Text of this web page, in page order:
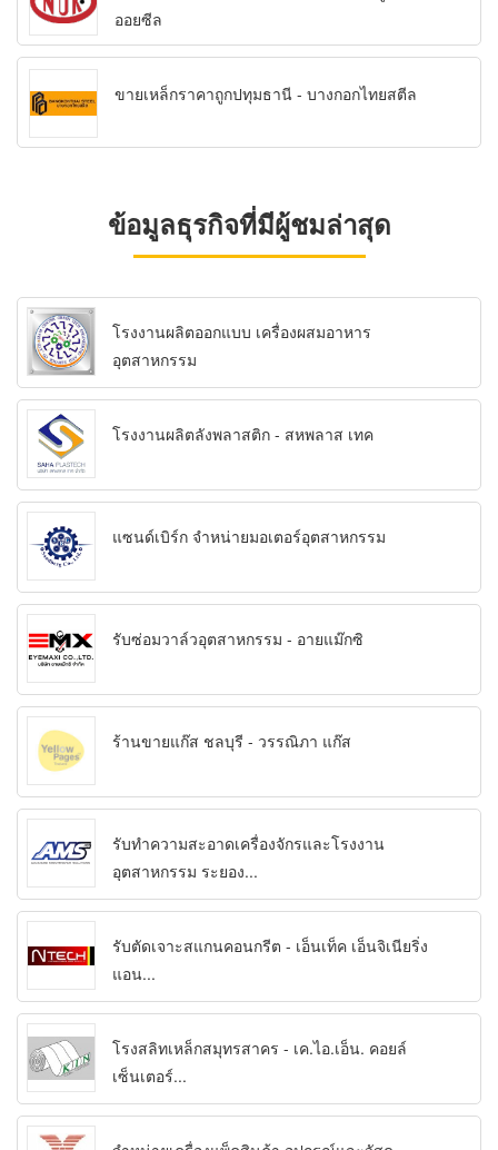
ออยซีล
ขายเหล็กราคาถูกปทุมธานี - บางกอกไทยสตีล
ข้อมูลธุรกิจที่มีผู้ชมล่าสุด
โรงงานผลิตออกแบบ เครื่องผสมอาหาร
อุตสาหกรรม
โรงงานผลิตลังพลาสติก - สหพลาส เทค
แซนด์เบิร์ก จำหน่ายมอเตอร์อุตสาหกรรม
รับซ่อมวาล์วอุตสาหกรรม - อายแม๊กซิ
ร้านขายแก๊ส ชลบุรี - วรรณิภา แก๊ส
รับทำความสะอาดเครื่องจักรและโรงงาน
อุตสาหกรรม ระยอง...
รับตัดเจาะสแกนคอนกรีต - เอ็นเท็ค เอ็นจิเนียริ่ง
แอน...
โรงสลิทเหล็กสมุทรสาคร - เค.ไอ.เอ็น. คอยล์
เซ็นเตอร์...